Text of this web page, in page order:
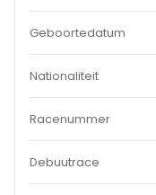
Geboortedatum
Nationaliteit
Racenummer
Debuutrace